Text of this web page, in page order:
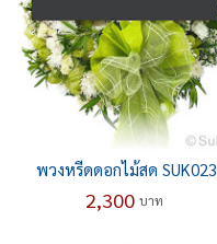
พวงหรีดดอกไม้สด SUK023
2,300 บาท